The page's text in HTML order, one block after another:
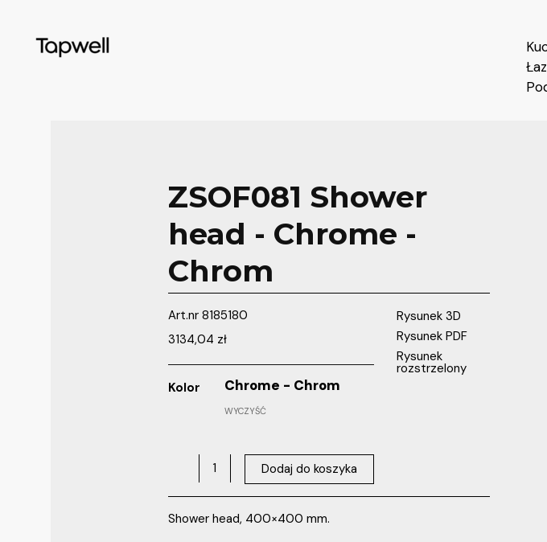
ZSOF081 Shower
head - Chrome -
Chrom
Art.nr8185180
3134,04 zł
Kolor Chrome - Chrom
WYCZYŚĆ
Dodaj do koszyka
Rysunek 3D
Rysunek PDF
Rysunek
rozstrzelony
Shower head, 400×400 mm.